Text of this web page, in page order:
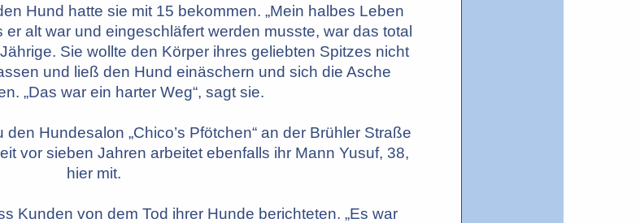
Hund hatte sie mit 15 bekommen. „Mein halbes Leben
alt war und eingeschläfert werden musste, war das total
Sie wollte den Körper ihres geliebten Spitzes nicht
und ließ den Hund einäschern und sich die Asche
„Das war ein harter Weg“, sagt sie.
Hundesalon „Chico’s Pfötchen“ an der Brühler Straße
vor sieben Jahren arbeitet ebenfalls ihr Mann Yusuf, 38,
hier mit.
Kunden von dem Tod ihrer Hunde berichteten. „Es war